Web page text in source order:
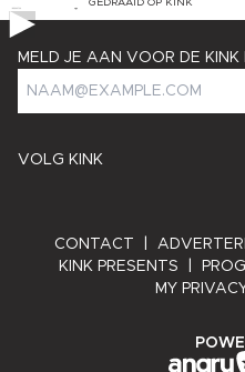
GEDRAAID OP KINK
VOLG KINK
MELD JE AAN VOOR DE KINK
CONTACT
KINK PRESENTS
MY